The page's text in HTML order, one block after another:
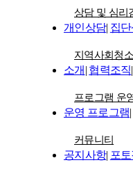
상담 및 심리
개인상담| 집
지역사회청
소개 | 협력조직|
프로그램 운
운영 프로그램|
커뮤니티
공지사항| 포